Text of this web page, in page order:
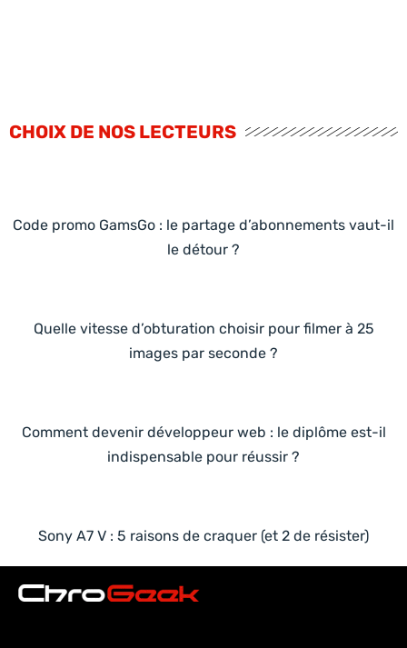
CHOIX DE NOS LECTEURS
Code promo GamsGo : le partage d’abonnements vaut-il
le détour ?
Quelle vitesse d’obturation choisir pour filmer à 25
images par seconde ?
Comment devenir développeur web : le diplôme est-il
indispensable pour réussir ?
Sony A7 V : 5 raisons de craquer (et 2 de résister)